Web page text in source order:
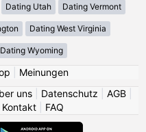
Dating Utah Dating Vermont
Dating West Virginia
Dating Wyoming
Meinungen
uns Datenschutz AGB
Kontakt FAQ